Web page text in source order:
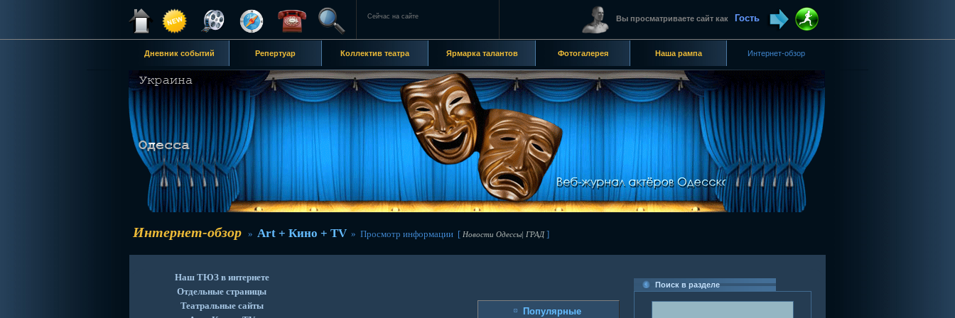
Сейчас на сайте Вы просматриваете сайт как Гость
Дневник событий Репертуар Коллектив театра Ярмарка талантов Фотогалерея Наша рампа Интернет-обзор
Интернет-обзор » Art + Кино + TV » Просмотр информации [ Новости Одессы| ГРАД]
Наш ТЮЗ в интернете
Отдельные страницы
Театральные сайты
Популярные
Поиск в разделе